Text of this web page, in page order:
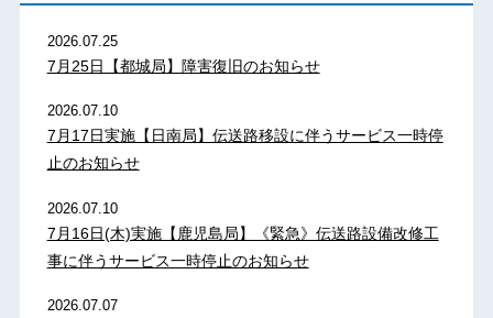
2026.07.25
7月25日【都城局】障害復旧のお知らせ
2026.07.10
7月17日実施【日南局】伝送路移設に伴うサービス一時停
止のお知らせ
2026.07.10
7月16日(木)実施【鹿児島局】《緊急》伝送路設備改修工
事に伴うサービス一時停止のお知らせ
2026.07.07